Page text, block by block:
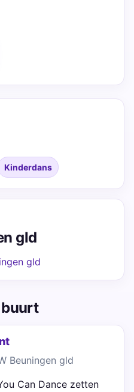
Kinderdans
gld
gld
buurt
Beuningen gld
Can Dance zetten